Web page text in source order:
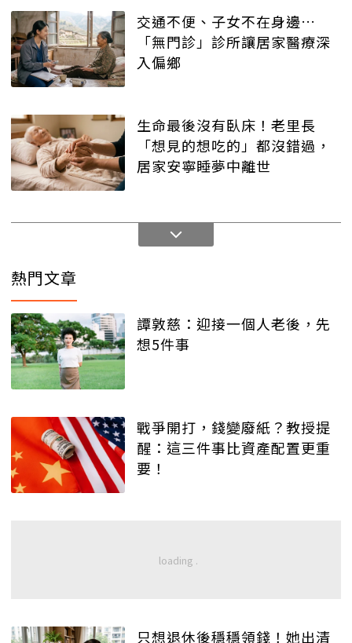
交通不便、子女不在身邊…
「無門診」診所讓居家醫療深
入偏鄉
生命最後沒有臥床！老里長
「想見的想吃的」都沒錯過，
居家安寧睡夢中離世
熱門文章
譚敦慈：迎接一個人老後，先
想5件事
戰爭開打，錢變廢紙？教授提
醒：這三件事比資產配置更重
要！
只想退休後穩穩領錢！她出清